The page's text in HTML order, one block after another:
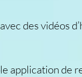
des vidéos
application de